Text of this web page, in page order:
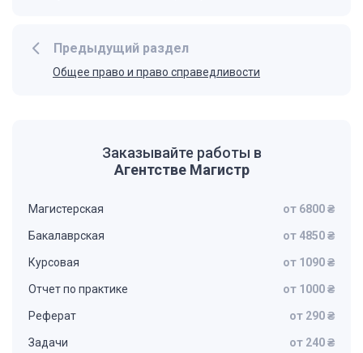
Предыдущий раздел
Общее право и право справедливости
Заказывайте работы в
Агентстве Магистр
Магистерская от 6800 ₴
Бакалаврская от 4850 ₴
Курсовая от 1090 ₴
Отчет по практике от 1000 ₴
Реферат от 290 ₴
Задачи от 240 ₴